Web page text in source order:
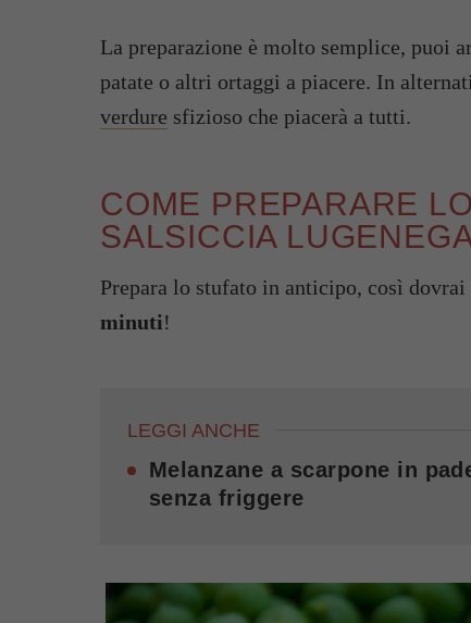
La preparazione è molto semplice, puoi
patate o altri ortaggi a piacere. In
verdure sfizioso che piacerà a tutti.
COME PREPARARE
SALSICCIA
Prepara lo stufato in anticipo, così
minuti!
LEGGI ANCHE
Melanzane a scarpone in
senza friggere